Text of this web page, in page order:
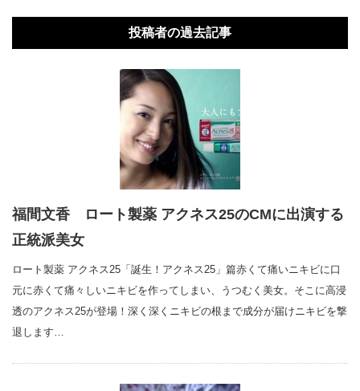
投稿者の過去記事
福間文香 ロート製薬 アクネス25のCMに出演する
正統派美女
ロート製薬 アクネス25「誕生！アクネス25」篇赤くて痛いニキビに口
元に赤くて痛々しいニキビを作ってしまい、うつむく美女。そこに高浸
透のアクネス25が登場！深く深くニキビの根まで成分が届けニキビを撃
退します…